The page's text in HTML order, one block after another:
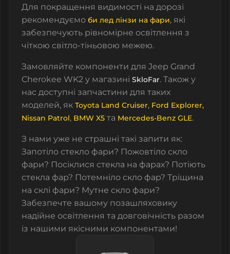
Для покращення видимості на дорозі
рекомендуємо би лед лінзи на фари, які
забезпечують рівномірне освітлення з
чіткою світло-тіньовою межею.
Замовляйте компоненти для Jeep Grand
Cherokee WK2 у магазині SkloFar. Також у
нас доступні запчастини для таких
моделей, як Toyota Land Cruiser, Ford Explorer,
Nissan Patrol, BMW X5 та Mercedes-Benz GLE.
З нами уже не страшні такі запити як:
Запотіло стекло фари? Пожовтіло скло
фари? Посіклися стекла на фарах? Потіють
стекла фар? Потемніло скло фар? Тріщина
на склі фари? Мутне скло фари?
Забезпечте вашому позашляховику
надійне освітлення та довговічність разом
із нашими якісними компонентами!